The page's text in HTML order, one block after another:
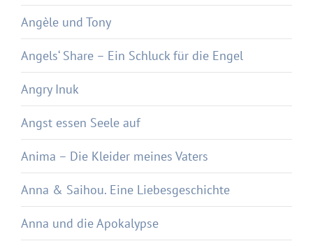
Angèle und Tony
Angels‘ Share – Ein Schluck für die Engel
Angry Inuk
Angst essen Seele auf
Anima – Die Kleider meines Vaters
Anna & Saihou. Eine Liebesgeschichte
Anna und die Apokalypse